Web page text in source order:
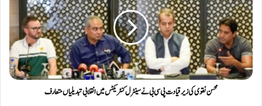
محسن نقوی کی زیر قیادت پی سی بی نے سینٹرل کنٹریکٹس میں انقلابی تبدیلیاں متعارف